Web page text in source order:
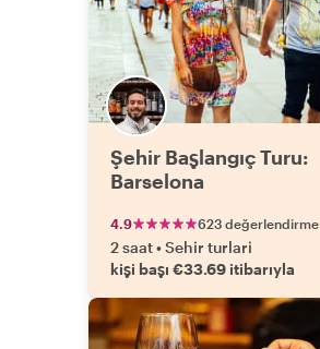
Şehir Başlangıç Turu:
Barselona
4.9 623 değerlendirme
2 saat•Sehir turlari
kişi başı €33.69 itibarıyla